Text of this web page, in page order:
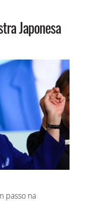
Japonesa
passo na